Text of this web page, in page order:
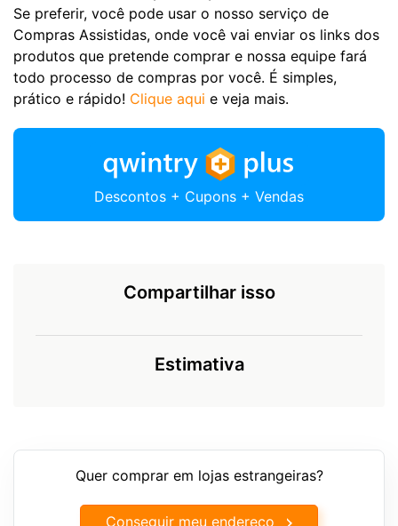
Se preferir, você pode usar o nosso serviço de
Compras Assistidas, onde você vai enviar os links dos
produtos que pretende comprar e nossa equipe fará
todo processo de compras por você. É simples,
prático e rápido! Clique aqui e veja mais.
Descontos + Cupons + Vendas
Compartilhar isso
Estimativa
Quer comprar em lojas estrangeiras?
Conseguir meu endereço